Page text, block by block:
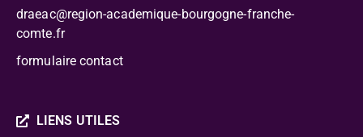
draeac@region-academique-bourgogne-franche-
comte.fr
formulaire contact
LIENS UTILES